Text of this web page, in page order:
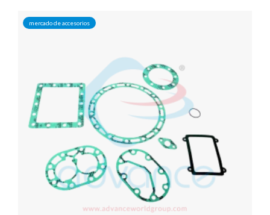
mercado de accesorios